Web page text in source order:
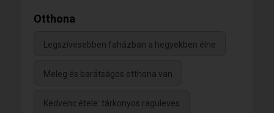
Otthona
Legszívesebben faházban a hegyekben élne
Meleg és barátságos otthona van
Kedvenc étele: tárkonyos raguleves